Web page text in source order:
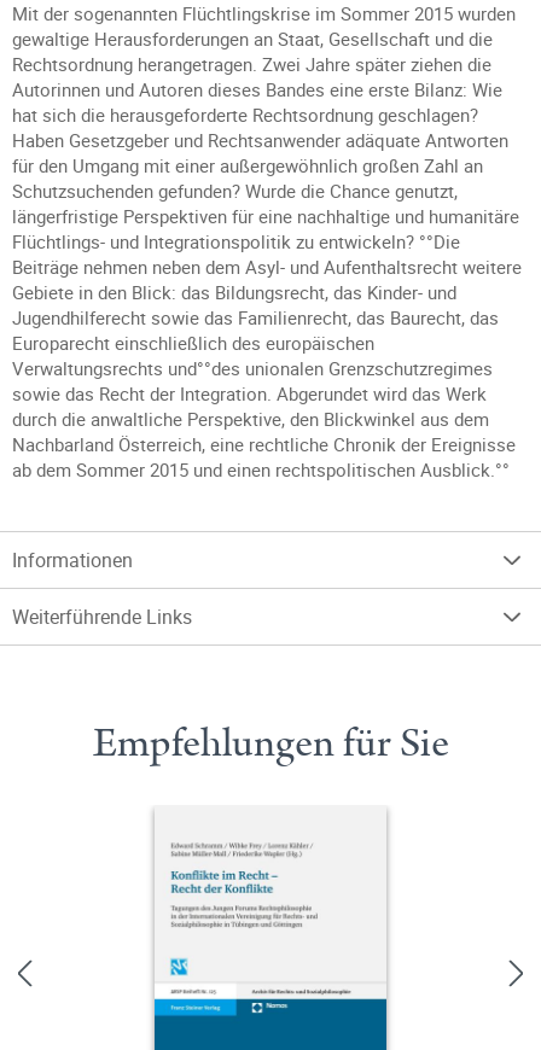
Mit der sogenannten Flüchtlingskrise im Sommer 2015 wurden
gewaltige Herausforderungen an Staat, Gesellschaft und die
Rechtsordnung herangetragen. Zwei Jahre später ziehen die
Autorinnen und Autoren dieses Bandes eine erste Bilanz: Wie
hat sich die herausgeforderte Rechtsordnung geschlagen?
Haben Gesetzgeber und Rechtsanwender adäquate Antworten
für den Umgang mit einer außergewöhnlich großen Zahl an
Schutzsuchenden gefunden? Wurde die Chance genutzt,
längerfristige Perspektiven für eine nachhaltige und humanitäre
Flüchtlings- und Integrationspolitik zu entwickeln? °°Die
Beiträge nehmen neben dem Asyl- und Aufenthaltsrecht weitere
Gebiete in den Blick: das Bildungsrecht, das Kinder- und
Jugendhilferecht sowie das Familienrecht, das Baurecht, das
Europarecht einschließlich des europäischen
Verwaltungsrechts und°°des unionalen Grenzschutzregimes
sowie das Recht der Integration. Abgerundet wird das Werk
durch die anwaltliche Perspektive, den Blickwinkel aus dem
Nachbarland Österreich, eine rechtliche Chronik der Ereignisse
ab dem Sommer 2015 und einen rechtspolitischen Ausblick.°°
Informationen
Weiterführende Links
Empfehlungen für Sie